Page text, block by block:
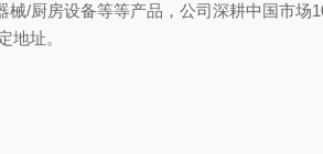
/厨房设备等等产品，公司深耕中国市场
地址。